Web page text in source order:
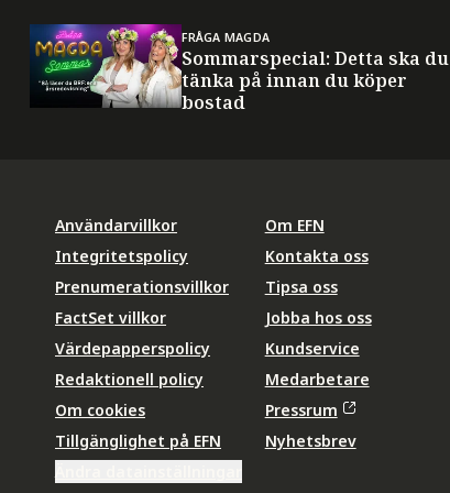
FRÅGA MAGDA
Sommarspecial: Detta ska du
tänka på innan du köper
bostad
Användarvillkor
Integritetspolicy
Prenumerationsvillkor
FactSet villkor
Värdepapperspolicy
Redaktionell policy
Om cookies
Tillgänglighet på EFN
Om EFN
Kontakta oss
Tipsa oss
Jobba hos oss
Kundservice
Medarbetare
Pressrum
Nyhetsbrev